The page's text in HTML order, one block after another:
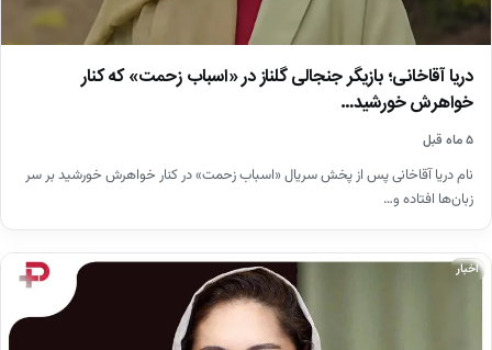
دریا آقاخانی؛ بازیگر جنجالی گلناز در «اسباب زحمت» که کنار
خواهرش خورشید…
۵ ماه قبل
نام دریا آقاخانی پس از پخش سریال «اسباب زحمت» در کنار خواهرش خورشید بر سر
زبان‌ها افتاده و…
اخبار